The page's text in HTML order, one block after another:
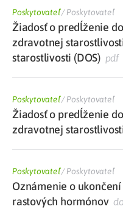
Poskytovateľ/Poskytovateľ
Žiadosť o predĺženie
zdravotnej
starostlivosti (DOS) pdf
Poskytovateľ/Poskytovateľ
Žiadosť o predĺženie
zdravotnej
Poskytovateľ/Poskytovateľ
Oznámenie o
rastových hormónov